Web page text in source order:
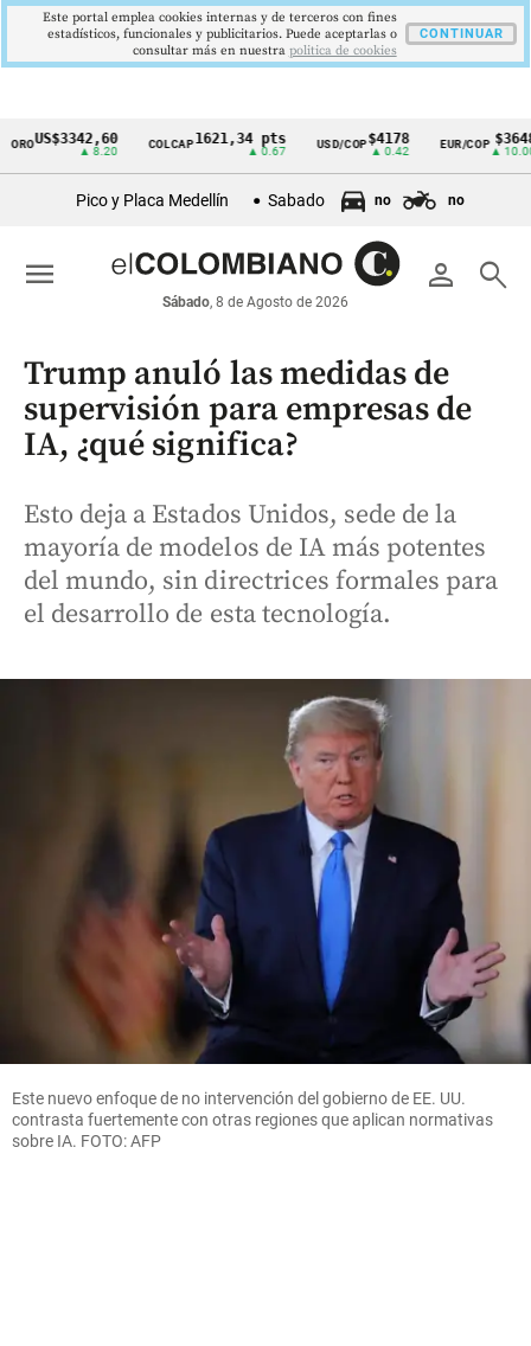
Cintillo
económicos
Colombia
COLCAP1621,34 pts USD/COP$4178
▲ 0.42
EUR/COP $3648
▲ 10.00
Pico y Placa Medellín Sabado no no
person search
Sábado, 8 de Agosto de 2026
menu
Trump anuló las medidas de
supervisión para empresas de
IA, ¿qué significa?
Esto deja a Estados Unidos, sede de la
mayoría de modelos de IA más potentes
del mundo, sin directrices formales para
el desarrollo de esta tecnología.
Este nuevo enfoque de no intervención del gobierno de EE. UU.
contrasta fuertemente con otras regiones que aplican normativas
sobre IA. FOTO: AFP
Este portal emplea cookies internas y de terceros con fines
estadísticos, funcionales y publicitarios. Puede aceptarlas o
consultar más en nuestra politica de cookies
CONTINUAR